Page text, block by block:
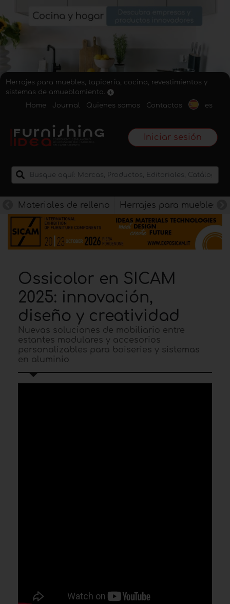
Herrajes para muebles, tapicería, cocina, revestimientos y
sistemas de amueblamiento.
Home
Journal Quienes somos Contactos es
Iniciar sesión
Materiales de relleno Herrajes para muebles
Ossicolor en SICAM
2025: innovación,
diseño y creatividad
Nuevas soluciones de mobiliario entre
estantes modulares y accesorios
personalizables para boiseries y sistemas
en aluminio